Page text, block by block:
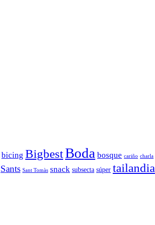
bicing BigbestBoda bosque cariño charla
Sants Sant Tomàs snack subsecta súper tailandia